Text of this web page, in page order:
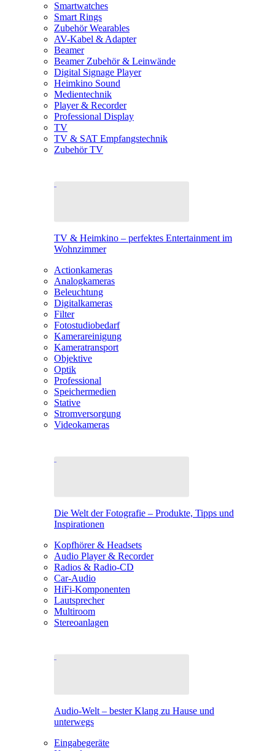
Smartwatches
Smart Rings
Zubehör Wearables
AV-Kabel & Adapter
Beamer
Beamer Zubehör & Leinwände
Digital Signage Player
Heimkino Sound
Medientechnik
Player & Recorder
Professional Display
TV
TV & SAT Empfangstechnik
Zubehör TV
TV & Heimkino – perfektes Entertainment im
Wohnzimmer
Actionkameras
Analogkameras
Beleuchtung
Digitalkameras
Filter
Fotostudiobedarf
Kamerareinigung
Kameratransport
Objektive
Optik
Professional
Speichermedien
Stative
Stromversorgung
Videokameras
Die Welt der Fotografie – Produkte, Tipps und
Inspirationen
Kopfhörer & Headsets
Audio Player & Recorder
Radios & Radio-CD
Car-Audio
HiFi-Komponenten
Lautsprecher
Multiroom
Stereoanlagen
Audio-Welt – bester Klang zu Hause und
unterwegs
Eingabegeräte